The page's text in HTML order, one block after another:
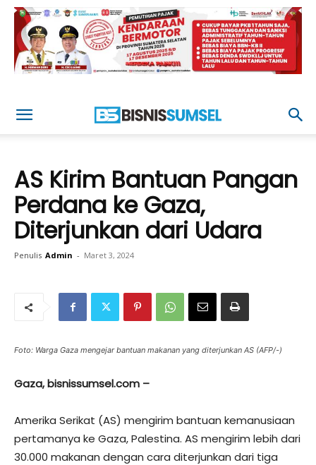
AS Kirim Bantuan Pangan
Perdana ke Gaza,
Diterjunkan dari Udara
Penulis Admin - Maret 3, 2024
Foto: Warga Gaza mengejar bantuan makanan yang diterjunkan AS (AFP/-)
Gaza, bisnissumsel.com –
Amerika Serikat (AS) mengirim bantuan kemanusiaan
pertamanya ke Gaza, Palestina. AS mengirim lebih dari
30.000 makanan dengan cara diterjunkan dari tiga